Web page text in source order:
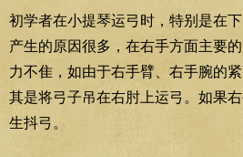
初学者在小提琴运弓时，特别是在
产生的原因很多，在右手方面主要
力不隹，如由于右手臂、右手腕的
其是将弓子吊在右肘上运弓。如果
生抖弓。